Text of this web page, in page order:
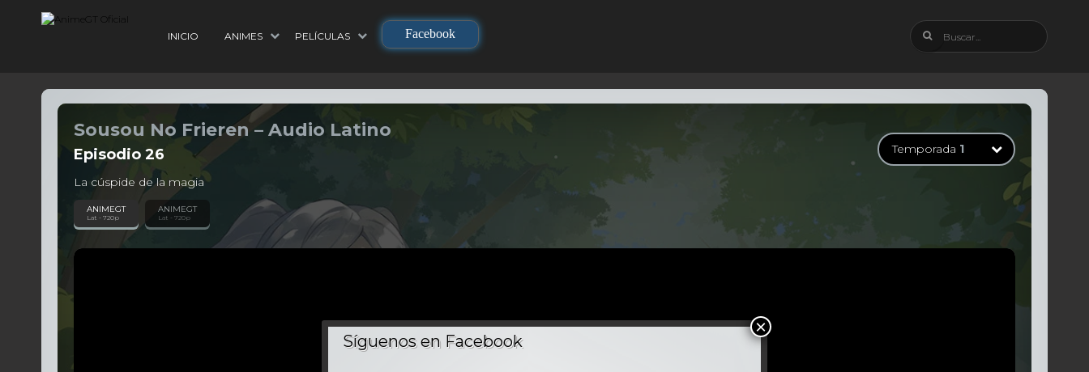
INICIO ANIMES PELÍCULAS Facebook
Sousou No Frieren – Audio Latino
Episodio 26
La cúspide de la magia
Temporada 1
ANIMEGT
Lat - 720p
ANIMEGT
Lat - 720p